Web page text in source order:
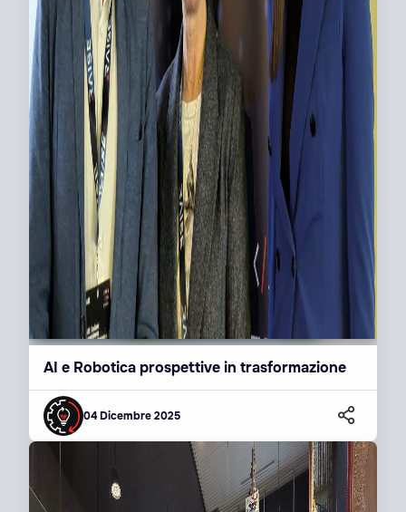
AI e Robotica prospettive in trasformazione
04 Dicembre 2025